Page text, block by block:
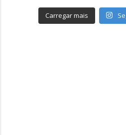
Carregar mais